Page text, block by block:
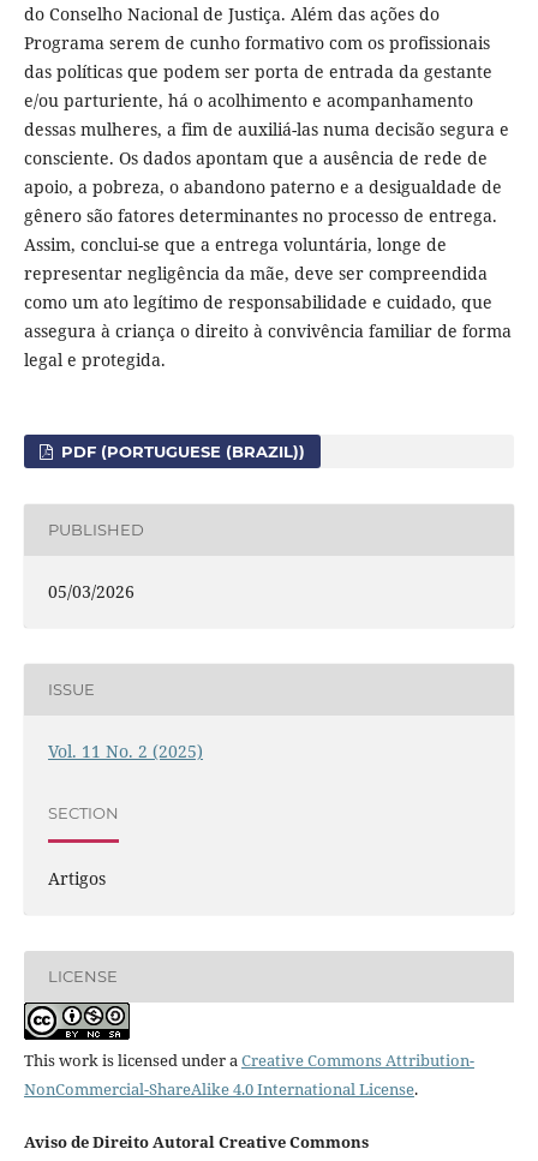
do Conselho Nacional de Justiça. Além das ações do
Programa serem de cunho formativo com os profissionais
das políticas que podem ser porta de entrada da gestante
e/ou parturiente, há o acolhimento e acompanhamento
dessas mulheres, a fim de auxiliá-las numa decisão segura e
consciente. Os dados apontam que a ausência de rede de
apoio, a pobreza, o abandono paterno e a desigualdade de
gênero são fatores determinantes no processo de entrega.
Assim, conclui-se que a entrega voluntária, longe de
representar negligência da mãe, deve ser compreendida
como um ato legítimo de responsabilidade e cuidado, que
assegura à criança o direito à convivência familiar de forma
legal e protegida.
PDF (PORTUGUESE (BRAZIL))
PUBLISHED
05/03/2026
ISSUE
Vol. 11 No. 2 (2025)
SECTION
Artigos
LICENSE
This work is licensed under aCreative Commons Attribution-
NonCommercial-ShareAlike 4.0 International License.
Aviso de Direito Autoral Creative Commons